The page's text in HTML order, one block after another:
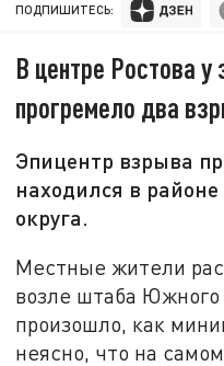
ПОДПИШИТЕСЬ:
В центре Ростова
прогремело два
Эпицентр взрыва
находился в
округа.
Местные жители
возле штаба Южного
произошло, как
неясно, что на